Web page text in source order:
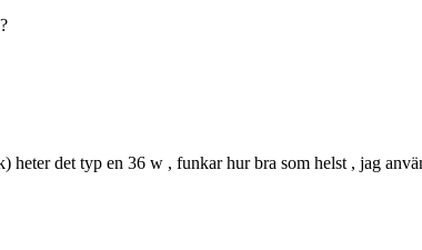
heter det typ en 36 w , funkar hur bra som helst , jag